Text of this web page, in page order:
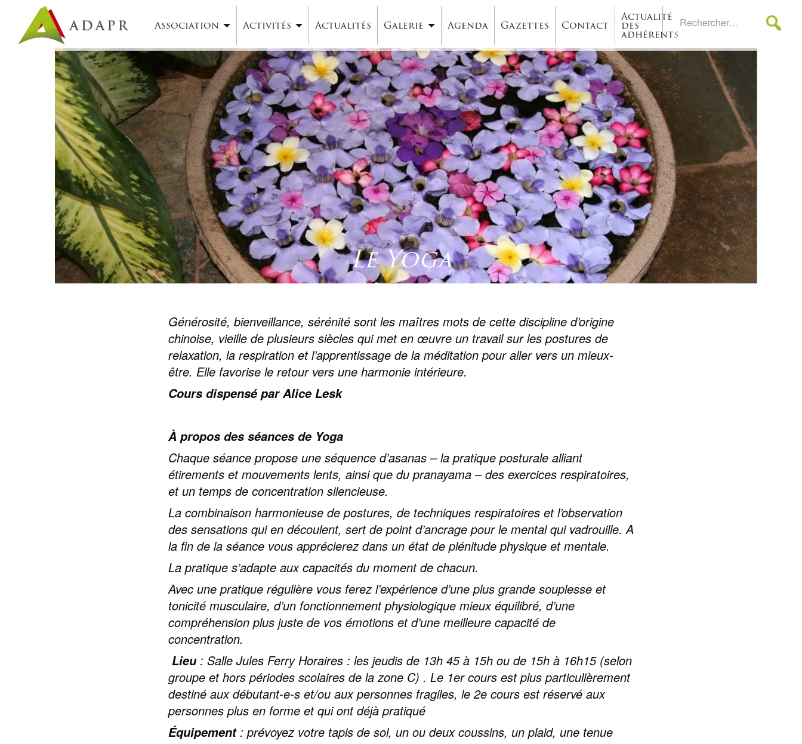
Association Activités Actualités Galerie Agenda Gazettes Contact
Actualité
des
adhérents
Le Yoga
Générosité, bienveillance, sérénité sont les maîtres mots de cette discipline d’origine
chinoise, vieille de plusieurs siècles qui met en œuvre un travail sur les postures de
relaxation, la respiration et l’apprentissage de la méditation pour aller vers un mieux-
être. Elle favorise le retour vers une harmonie intérieure.
Cours dispensé par Alice Lesk
À propos des séances de Yoga
Chaque séance propose une séquence d’asanas – la pratique posturale alliant
étirements et mouvements lents, ainsi que du pranayama – des exercices respiratoires,
et un temps de concentration silencieuse.
La combinaison harmonieuse de postures, de techniques respiratoires et l’observation
des sensations qui en découlent, sert de point d’ancrage pour le mental qui vadrouille. A
la fin de la séance vous apprécierez dans un état de plénitude physique et mentale.
La pratique s’adapte aux capacités du moment de chacun.
Avec une pratique régulière vous ferez l’expérience d’une plus grande souplesse et
tonicité musculaire, d’un fonctionnement physiologique mieux équilibré, d’une
compréhension plus juste de vos émotions et d’une meilleure capacité de
concentration.
Lieu: Salle Jules Ferry Horaires : les jeudis de 13h 45 à 15h ou de 15h à 16h15 (selon
groupe et hors périodes scolaires de la zone C) . Le 1er cours est plus particulièrement
destiné aux débutant-e-s et/ou aux personnes fragiles, le 2e cours est réservé aux
personnes plus en forme et qui ont déjà pratiqué
Équipement: prévoyez votre tapis de sol, un ou deux coussins, un plaid, une tenue